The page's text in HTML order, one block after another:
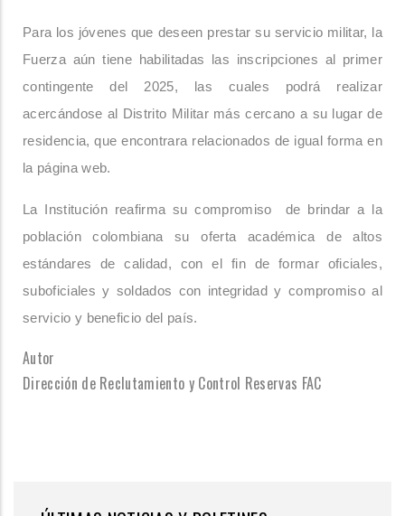
Para los jóvenes que deseen prestar su servicio militar, la
Fuerza aún tiene habilitadas las inscripciones al primer
contingente del 2025, las cuales podrá realizar
acercándose al Distrito Militar más cercano a su lugar de
residencia, que encontrara relacionados de igual forma en
la página web.
La Institución reafirma su compromiso de brindar a la
población colombiana su oferta académica de altos
estándares de calidad, con el fin de formar oficiales,
suboficiales y soldados con integridad y compromiso al
servicio y beneficio del país.
Autor
Dirección de Reclutamiento y Control Reservas FAC